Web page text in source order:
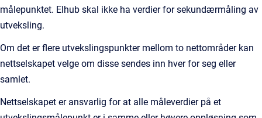
målepunktet. Elhub skal ikke ha verdier for sekundærmåling av
utveksling.
Om det er flere utvekslingspunkter mellom to nettområder kan
nettselskapet velge om disse sendes inn hver for seg eller
samlet.
Nettselskapet er ansvarlig for at alle måleverdier på et